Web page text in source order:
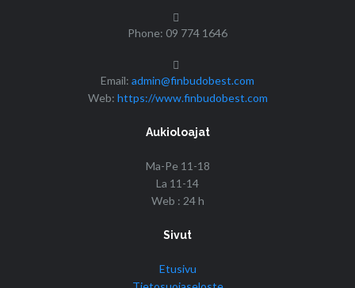
Phone: 09 774 1646
Email: admin@finbudobest.com
Web: https://www.finbudobest.com
Aukioloajat
Ma-Pe 11-18
La 11-14
Web : 24 h
Sivut
Etusivu